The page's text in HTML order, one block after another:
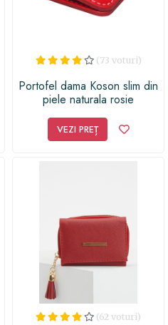
(73 voturi)
Portofel dama Koson slim din
piele naturala rosie
VEZI PREȚ
(62 voturi)